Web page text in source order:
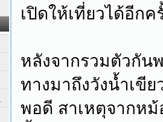
เปิดให้เที่ยวได้อีก
หลังจากรวมตัวกัน
ทางมาถึงวังน้ำเขี
พอดี สาเหตุจากหม้